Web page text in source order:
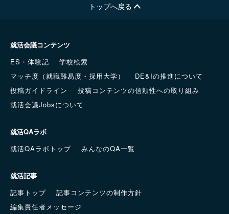
トップへ戻る
就活会議コンテンツ
ES・体験記
学校検索
マッチ度（就職難易度・採用大学）
DE&Iの推進について
投稿ガイドライン
投稿コンテンツの信頼性への取り組み
就活会議Jobsについて
就活QAラボ
就活QAラボトップ
みんなのQA一覧
就活記事
記事トップ
記事コンテンツの制作方針
編集責任者メッセージ